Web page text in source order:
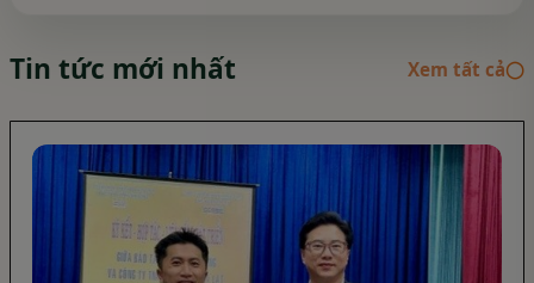
Tin tức mới nhất Xem tất cả◯